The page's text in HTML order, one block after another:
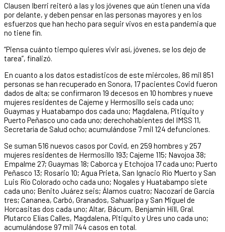
Clausen Iberri reiteró a las y los jóvenes que aún tienen una vida
por delante, y deben pensar en las personas mayores y en los
esfuerzos que han hecho para seguir vivos en esta pandemia que
no tiene fin.
“Piensa cuánto tiempo quieres vivir así, jóvenes, se los dejo de
tarea”, finalizó.
En cuanto a los datos estadísticos de este miércoles, 86 mil 851
personas se han recuperado en Sonora, 17 pacientes Covid fueron
dados de alta; se confirmaron 19 decesos en 10 hombres y nueve
mujeres residentes de Cajeme y Hermosillo seis cada uno;
Guaymas y Huatabampo dos cada uno; Magdalena, Pitiquito y
Puerto Peñasco uno cada uno; derechohabientes del IMSS 11,
Secretaría de Salud ocho; acumulándose 7 mil 124 defunciones.
Se suman 516 nuevos casos por Covid, en 259 hombres y 257
mujeres residentes de Hermosillo 193; Cajeme 115; Navojoa 38;
Empalme 27; Guaymas 18; Caborca y Etchojoa 17 cada uno; Puerto
Peñasco 13; Rosario 10; Agua Prieta, San Ignacio Río Muerto y San
Luis Río Colorado ocho cada uno; Nogales y Huatabampo siete
cada uno; Benito Juárez seis; Álamos cuatro; Nacozari de García
tres; Cananea, Carbó, Granados, Sahuaripa y San Miguel de
Horcasitas dos cada uno; Altar, Bácum, Benjamín Hill, Gral.
Plutarco Elías Calles, Magdalena, Pitiquito y Ures uno cada uno;
acumulándose 97 mil 744 casos en total.